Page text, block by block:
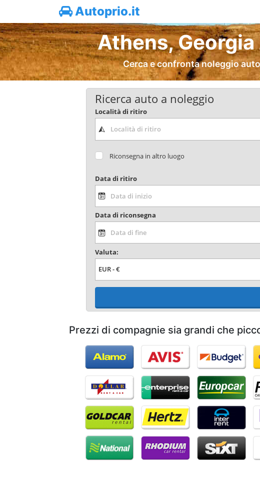
Autoprio.it
Athens,
Cerca e confronta noleggio
Ricerca auto a noleggio
Località di ritiro
Riconsegna in altro luogo
Data di ritiro
Data di riconsegna
Valuta:
Prezzi di compagnie sia grandi che